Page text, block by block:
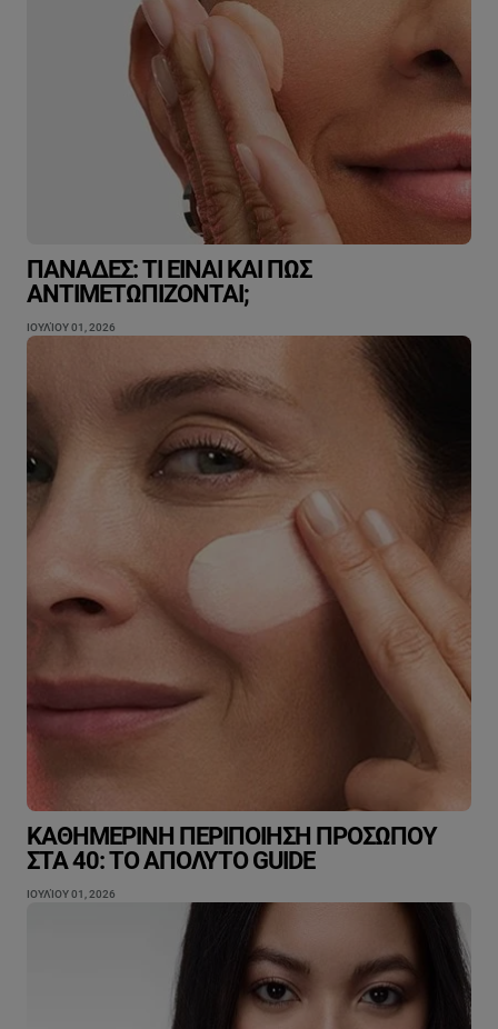
ΠΑΝΆΔΕΣ: ΤΙ ΕΊΝΑΙ ΚΑΙ ΠΏΣ
ΑΝΤΙΜΕΤΩΠΊΖΟΝΤΑΙ;
ΙΟΥΛΊΟΥ 01, 2026
ΚΑΘΗΜΕΡΙΝΉ ΠΕΡΙΠΟΊΗΣΗ ΠΡΟΣΏΠΟΥ
ΣΤΑ 40: ΤΟ ΑΠΌΛΥΤΟ GUIDE
ΙΟΥΛΊΟΥ 01, 2026